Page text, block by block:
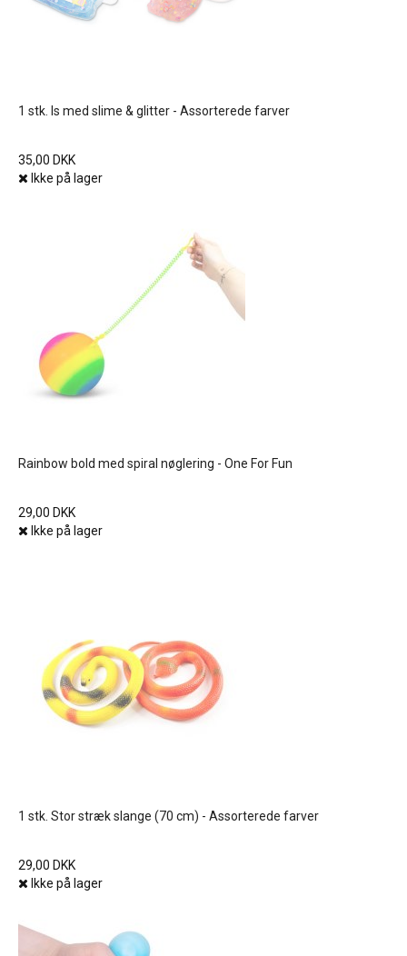
1 stk. Is med slime & glitter - Assorterede farver
35,00 DKK
Ikke på lager
Rainbow bold med spiral nøglering - One For Fun
29,00 DKK
Ikke på lager
1 stk. Stor stræk slange (70 cm) - Assorterede farver
29,00 DKK
Ikke på lager